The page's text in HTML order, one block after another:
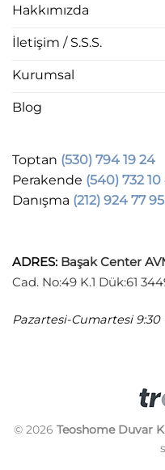
Hakkımızda
İletişim / S.S.S.
Kurumsal
Blog
Toptan (530) 794 19 24
Perakende (540) 732 10
Danışma (212) 924 77 95
ADRES: Başak Center
Cad. No:49 K.1 Dük:61
Pazartesi-Cumartesi 9:30
© 2026 Teoshome Duvar